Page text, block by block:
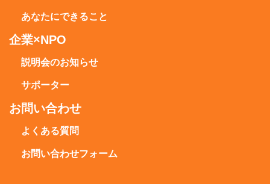
あなたにできること
企業×NPO
説明会のお知らせ
サポーター
お問い合わせ
よくある質問
お問い合わせフォーム